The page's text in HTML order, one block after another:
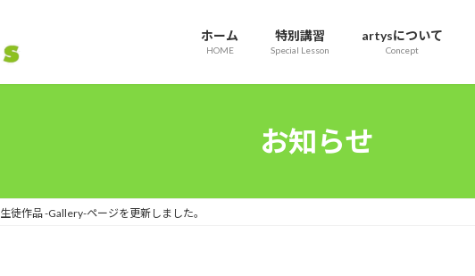
ホーム
HOME
特別講習
Special Lesson
artysについて
Concept
お知らせ
生徒作品 -Gallery-ページを更新しました。